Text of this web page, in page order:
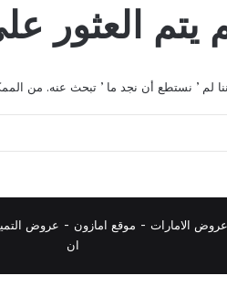
يتم العثور
لم ’ نستطع أن نجد ما ’ تبحث عنه. من
عروض الامارات - موقع امازون - عروض
ان